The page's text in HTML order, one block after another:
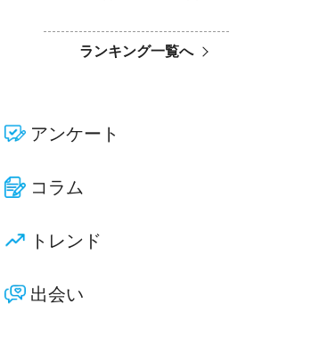
ランキング一覧へ
アンケート
コラム
トレンド
出会い